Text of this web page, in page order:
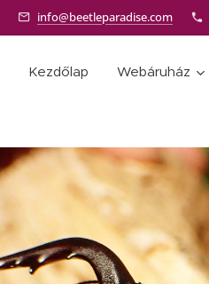
info@beetleparadise.com
Kezdőlap Webáruház